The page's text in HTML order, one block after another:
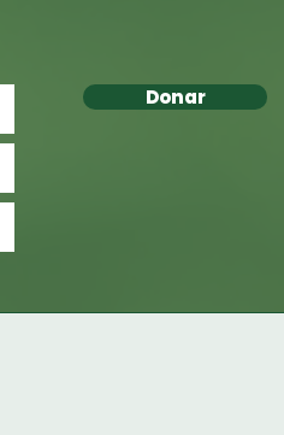
Donar